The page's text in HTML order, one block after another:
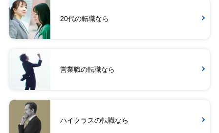
20代の転職なら
営業職の転職なら
ハイクラスの転職なら